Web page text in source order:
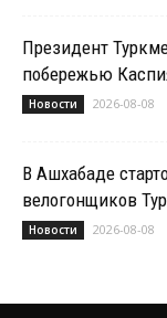
Президент
побережью
Новости 2026-08-08
В Ашхабаде
велогонщиков
Новости 2026-08-08